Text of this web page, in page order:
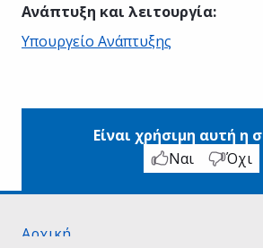
Ανάπτυξη και λειτουργία:
Υπουργείο Ανάπτυξης
Είναι χρήσιμη αυτή η
Ναι
Όχι
Αρχική